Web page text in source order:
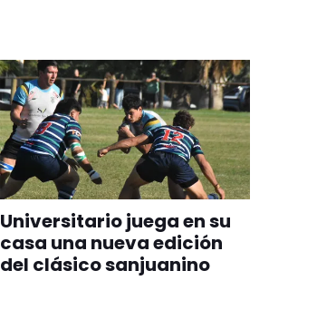
Universitario juega en su
casa una nueva edición
del clásico sanjuanino